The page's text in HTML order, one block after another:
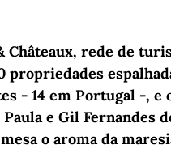
Châteaux, rede de
propriedades
- 14 em Portugal -, e
e Gil Fernandes
o aroma da